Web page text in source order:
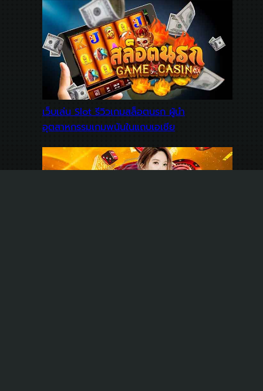
เว็บเล่น Slot รีวิวเกมสล็อตนรก ผู้นำ
อุตสาหกรรมเกมพนันในแถบเอเชีย